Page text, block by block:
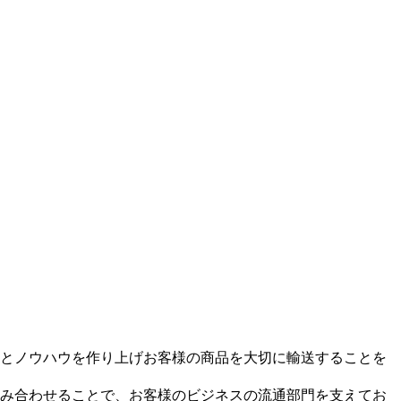
ノウハウを作り上げお客様の商品を大切に輸送することを
合わせることで、お客様のビジネスの流通部門を支えてお